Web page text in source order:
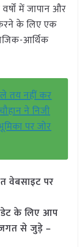
में जापान और
के लिए एक
आर्थिक
तय नहीं कर
ने निजी
पर जोर
वेबसाइट पर
के लिए आप
से जुड़े –